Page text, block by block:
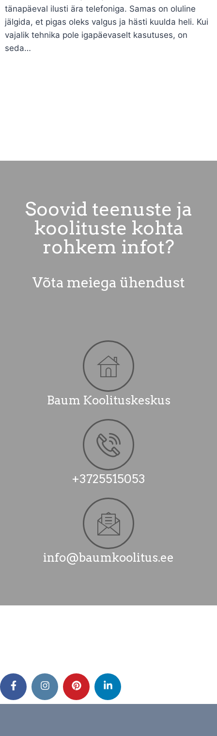
tänapäeval ilusti ära telefoniga. Samas on oluline
jälgida, et pigas oleks valgus ja hästi kuulda heli. Kui
vajalik tehnika pole igapäevaselt kasutuses, on
seda…
Soovid teenuste ja
koolituste kohta
rohkem infot?
Võta meiega ühendust
Baum Koolituskeskus
+3725515053
info@baumkoolitus.ee